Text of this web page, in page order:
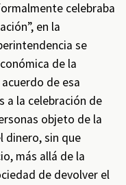
celebraba
en la
se
de la
de esa
a la celebración de
objeto de la
dinero, sin que
más allá de la
de devolver el